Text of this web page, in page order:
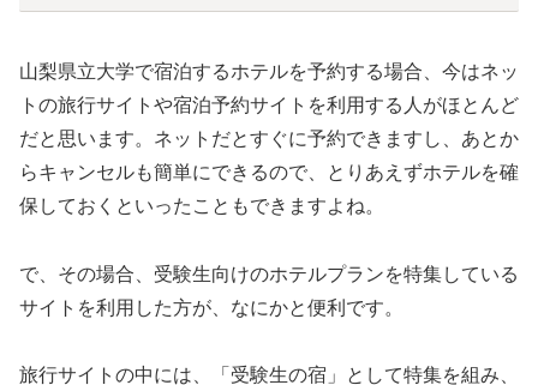
山梨県立大学で宿泊するホテルを予約する場合、今はネッ
トの旅行サイトや宿泊予約サイトを利用する人がほとんど
だと思います。ネットだとすぐに予約できますし、あとか
らキャンセルも簡単にできるので、とりあえずホテルを確
保しておくといったこともできますよね。
で、その場合、受験生向けのホテルプランを特集している
サイトを利用した方が、なにかと便利です。
旅行サイトの中には、「受験生の宿」として特集を組み、